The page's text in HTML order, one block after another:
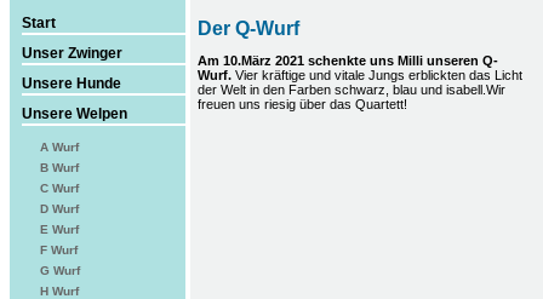
Start
Unser Zwinger
Unsere Hunde
Unsere Welpen
A Wurf
B Wurf
C Wurf
D Wurf
E Wurf
F Wurf
G Wurf
H Wurf
Der Q-Wurf
Am 10.März 2021 schenkte uns Milli unseren Q-
Wurf.Vier kräftige und vitale Jungs erblickten das Licht
der Welt in den Farben schwarz, blau und isabell.Wir
freuen uns riesig über das Quartett!